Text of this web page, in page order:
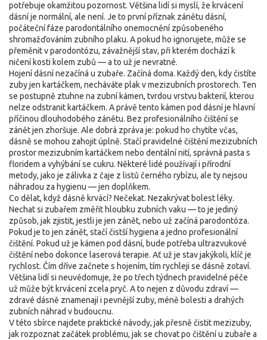
potřebuje okamžitou pozornost. Většina lidí si myslí, že krvácení
dásní je normální, ale není. Je to první příznak zánětu dásní,
počáteční fáze parodontálního onemocnění způsobeného
shromažďováním zubního plaku. A pokud ho ignorujete, může se
přeměnit vparodontózu, závažnější stav, při kterém dochází k
ničení kosti kolem zubů — a to už je nevratné.
Hojení dásní nezačíná u zubaře. Začíná doma. Každý den, kdy čistíte
zuby jen kartáčkem, necháváte plak v mezizubních prostorech. Ten
se postupně ztuhne na zubní kámen, tvrdou vrstvu bakterií, kterou
nelze odstranit kartáčkem. A právě tento kámen pod dásní je hlavní
příčinou dlouhodobého zánětu. Bez profesionálního čištění se
zánět jen zhoršuje. Ale dobrá zpráva je: pokud ho chytíte včas,
dásně se mohou zahojit úplně. Stačí pravidelné čištění mezizubních
prostor mezizubním kartáčkem nebo dentální nití, správná pasta s
floridem a vyhýbání se cukru. Některé lidé používají i přírodní
metody, jako je zálivka z čaje z listů černého rybízu, ale ty nejsou
náhradou za hygienu — jen doplňkem.
Co dělat, když dásně krvácí? Nečekat. Nezakrývat bolest léky.
Nechat si zubařem změřit hloubku zubních vaku — to je jediný
způsob, jak zjistit, jestli je jen zánět, nebo už začíná parodontóza.
Pokud je to jen zánět, stačí čistší hygiena a jedno profesionální
čištění. Pokud už je kámen pod dásní, bude potřeba ultrazvukové
čištění nebo dokonce laserová terapie. Ať už je stav jakýkoli, klíč je
rychlost. Čím dříve začnete s hojením, tím rychleji se dásně zotaví.
Většina lidí si neuvědomuje, že po třech týdnech pravidelné péče
už může být krvácení zcela pryč. A to nejen z důvodu zdraví —
zdravé dásně znamenají i pevnější zuby, méně bolesti a drahých
zubních náhrad v budoucnu.
V této sbírce najdete praktické návody, jak přesně čistit mezizuby,
jak rozpoznat začátek problému, jak se chovat po čištění u zubaře a